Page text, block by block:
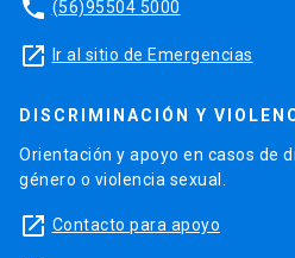
phone (56)95504 5000
launch Ir al sitio de Emergencias
DISCRIMINACIÓN Y
Orientación y apoyo en casos de
género o violencia sexual.
launch Contacto para apoyo